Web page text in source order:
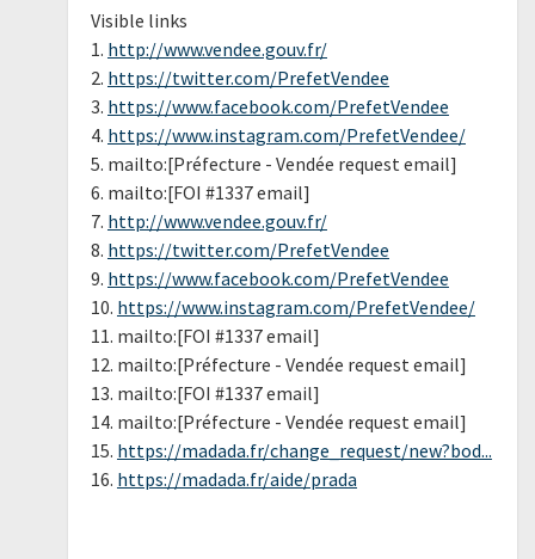
Visible links
1. http://www.vendee.gouv.fr/
2. https://twitter.com/PrefetVendee
3. https://www.facebook.com/PrefetVendee
4. https://www.instagram.com/PrefetVendee/
5. mailto:[Préfecture - Vendée request email]
6. mailto:[FOI #1337 email]
7. http://www.vendee.gouv.fr/
8. https://twitter.com/PrefetVendee
9. https://www.facebook.com/PrefetVendee
10. https://www.instagram.com/PrefetVendee/
11. mailto:[FOI #1337 email]
12. mailto:[Préfecture - Vendée request email]
13. mailto:[FOI #1337 email]
14. mailto:[Préfecture - Vendée request email]
15. https://madada.fr/change_request/new?bod...
16. https://madada.fr/aide/prada